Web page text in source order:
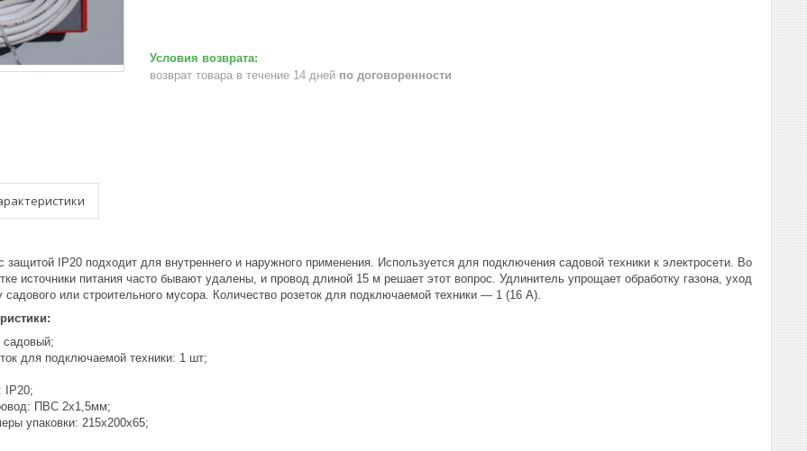
возврат товара в течение 14 дней по договоренности
защитой IP20 подходит для внутреннего и наружного применения. Используется для подключения садовой техники к электросети. Во
источники питания часто бывают удалены, и провод длиной 15 м решает этот вопрос. Удлинитель упрощает обработку газона, уход
садового или строительного мусора. Количество розеток для подключаемой техники — 1 (16 А).
садовый;
для подключаемой техники: 1 шт;
IP20;
ПВС 2x1,5мм;
упаковки: 215x200x65;